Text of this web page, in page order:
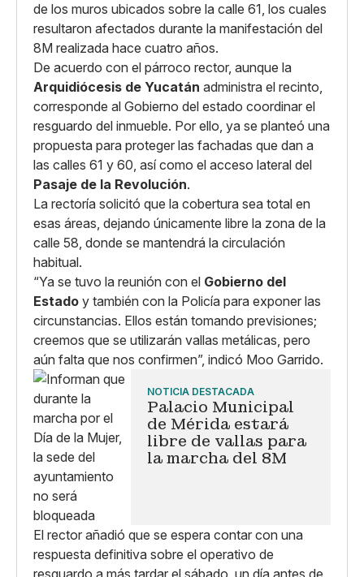
de los muros ubicados sobre la calle 61, los cuales
resultaron afectados durante la manifestación del
8M realizada hace cuatro años.
De acuerdo con el párroco rector, aunque la
Arquidiócesis de Yucatán administra el recinto,
corresponde al Gobierno del estado coordinar el
resguardo del inmueble. Por ello, ya se planteó una
propuesta para proteger las fachadas que dan a
las calles 61 y 60, así como el acceso lateral del
Pasaje de la Revolución.
La rectoría solicitó que la cobertura sea total en
esas áreas, dejando únicamente libre la zona de la
calle 58, donde se mantendrá la circulación
habitual.
“Ya se tuvo la reunión con el Gobierno del
Estado y también con la Policía para exponer las
circunstancias. Ellos están tomando previsiones;
creemos que se utilizarán vallas metálicas, pero
aún falta que nos confirmen”, indicó Moo Garrido.
NOTICIA DESTACADA
Palacio Municipal
de Mérida estará
libre de vallas para
la marcha del 8M
El rector añadió que se espera contar con una
respuesta definitiva sobre el operativo de
resguardo a más tardar el sábado, un día antes de